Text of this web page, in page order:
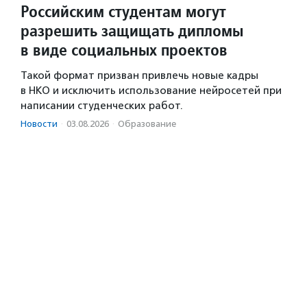
Российским студентам могут
разрешить защищать дипломы
в виде социальных проектов
Такой формат призван привлечь новые кадры
в НКО и исключить использование нейросетей при
написании студенческих работ.
Новости · 03.08.2026 · Образование